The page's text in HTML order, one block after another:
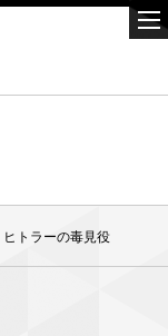
ヒトラーの毒見役